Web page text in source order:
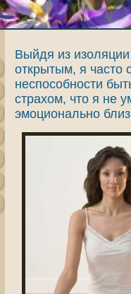
Выйдя из изоляции
открытым, я часто
неспособности
страхом, что я не
эмоционально